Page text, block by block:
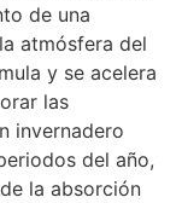
de una
atmósfera del
y se acelera
las
invernadero
del año,
la absorción